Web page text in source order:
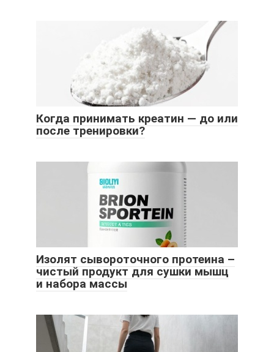
Когда принимать креатин — до или
после тренировки?
Изолят сывороточного протеина –
чистый продукт для сушки мышц
и набора массы